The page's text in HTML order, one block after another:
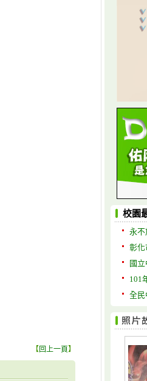
【回上一頁】
校園
永不
彰化
國
101
全民